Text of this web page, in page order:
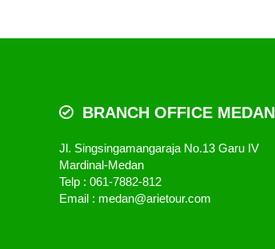
BRANCH OFFICE MEDAN
Jl. Singsingamangaraja No.13 Garu IV
Mardinal-Medan
Telp : 061-7882-812
Email : medan@arietour.com